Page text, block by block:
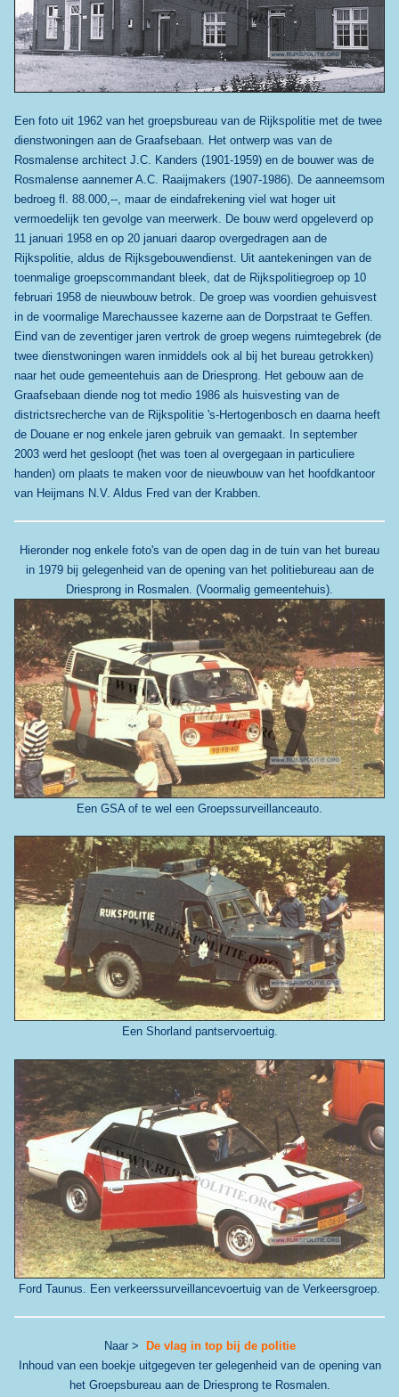
Een foto uit 1962 van het groepsbureau van de Rijkspolitie met de twee
dienstwoningen aan de Graafsebaan. Het ontwerp was van de
Rosmalense architect J.C. Kanders (1901-1959) en de bouwer was de
Rosmalense aannemer A.C. Raaijmakers (1907-1986). De aanneemsom
bedroeg fl. 88.000,--, maar de eindafrekening viel wat hoger uit
vermoedelijk ten gevolge van meerwerk. De bouw werd opgeleverd op
11 januari 1958 en op 20 januari daarop overgedragen aan de
Rijkspolitie, aldus de Rijksgebouwendienst. Uit aantekeningen van de
toenmalige groepscommandant bleek, dat de Rijkspolitiegroep op 10
februari 1958 de nieuwbouw betrok. De groep was voordien gehuisvest
in de voormalige Marechaussee kazerne aan de Dorpstraat te Geffen.
Eind van de zeventiger jaren vertrok de groep wegens ruimtegebrek (de
twee dienstwoningen waren inmiddels ook al bij het bureau getrokken)
naar het oude gemeentehuis aan de Driesprong. Het gebouw aan de
Graafsebaan diende nog tot medio 1986 als huisvesting van de
districtsrecherche van de Rijkspolitie 's-Hertogenbosch en daarna heeft
de Douane er nog enkele jaren gebruik van gemaakt. In september
2003 werd het gesloopt (het was toen al overgegaan in particuliere
handen) om plaats te maken voor de nieuwbouw van het hoofdkantoor
van Heijmans N.V. Aldus Fred van der Krabben.
Hieronder nog enkele foto's van de open dag in de tuin van het bureau
in 1979 bij gelegenheid van de opening van het politiebureau aan de
Driesprong in Rosmalen. (Voormalig gemeentehuis).
Een GSA of te wel een Groepssurveillanceauto.
Een Shorland pantservoertuig.
Ford Taunus. Een verkeerssurveillancevoertuig van de Verkeersgroep.
Naar >
De vlag in top bij de politie
Inhoud van een boekje uitgegeven ter gelegenheid van de opening van
het Groepsbureau aan de Driesprong te Rosmalen.